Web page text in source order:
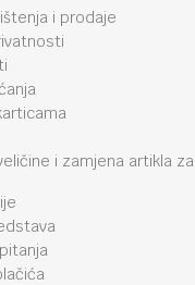
i prodaje
i zamjena artikla za